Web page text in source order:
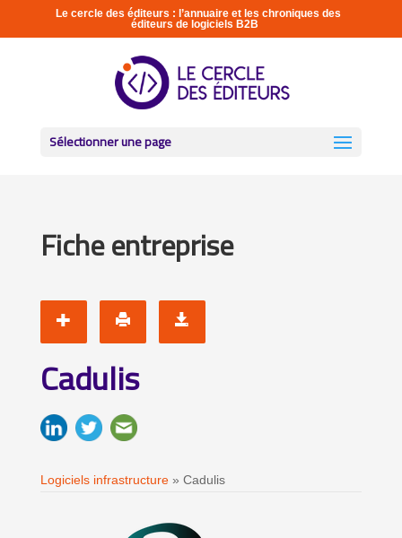
Le cercle des éditeurs : l’annuaire et les chroniques des
éditeurs de logiciels B2B
Sélectionner une page
Fiche entreprise
Cadulis
Logiciels infrastructure» Cadulis